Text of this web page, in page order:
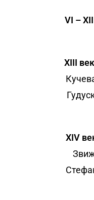
VI –
XIII
XIV